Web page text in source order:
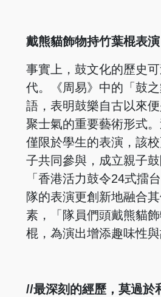
戴熊貓飾物持竹葉棍表演
事實上，鼓文化的歷史
代。《周易》中的「鼓
語，表明鼓樂自古以來
聚士氣的重要藝術形式
僅限於學生的表演，該
子共同參與，成立親子
「香港活力鼓令24式擂
隊的表演更創新地融合
素，「隊員們頭戴熊貓
棍，為演出增添趣味性與
//最深刻的經歷，莫過於